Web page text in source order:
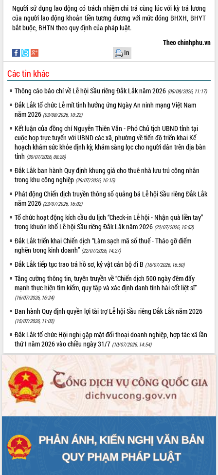
QUY HOẠCH - KẾ HOẠCH
QUẢNG CÁO
Người sử dụng lao động có trách nhiệm chi trả cùng lúc với kỳ trả lương
của người lao động khoản tiền tương đương với mức đóng BHXH, BHYT
bắt buộc, BHTN theo quy định của pháp luật.
Theo chinhphu.vn
In
Các tin khác
Thông cáo báo chí về Lễ hội Sầu riêng Đắk Lắk năm 2026 (05/08/2026, 11:17)
Đắk Lắk tổ chức Lễ mít tinh hưởng ứng Ngày An ninh mạng Việt Nam
năm 2026 (03/08/2026, 10:22)
Kết luận của đồng chí Nguyễn Thiên Văn - Phó Chủ tịch UBND tỉnh tại
cuộc họp trực tuyến với UBND các xã, phường về tiến độ triển khai Kế
hoạch khám sức khỏe định kỳ, khám sàng lọc cho người dân trên địa bàn
tỉnh (30/07/2026, 08:26)
Đắk Lắk ban hành Quy định khung giá cho thuê nhà lưu trú công nhân
trong khu công nghiệp (29/07/2026, 16:15)
Phát động Chiến dịch truyền thông số quảng bá Lễ hội Sầu riêng Đắk Lắk
năm 2026 (23/07/2026, 16:02)
Tổ chức hoạt động kích cầu du lịch “Check-in Lễ hội - Nhận quà liền tay”
trong khuôn khổ Lễ hội Sầu riêng Đắk Lắk năm 2026 (22/07/2026, 15:53)
Đắk Lắk triển khai Chiến dịch “Làm sạch mã số thuế - Tháo gỡ điểm
nghẽn trong kinh doanh” (22/07/2026, 14:27)
Đắk Lắk tiếp tục trao trả hồ sơ, kỷ vật cán bộ đi B (16/07/2026, 16:50)
Tăng cường thông tin, tuyên truyền về “Chiến dịch 500 ngày đêm đẩy
mạnh thực hiện tìm kiếm, quy tập và xác định danh tính hài cốt liệt sĩ”
(16/07/2026, 16:24)
Ban hành Quy định quyền lợi tài trợ Lễ hội Sầu riêng Đắk Lắk năm 2026
(15/07/2026, 11:02)
Đắk Lắk tổ chức Hội nghị gặp mặt đối thoại doanh nghiệp, hợp tác xã lần
thứ I năm 2026 vào chiều ngày 31/7 (10/07/2026, 14:54)